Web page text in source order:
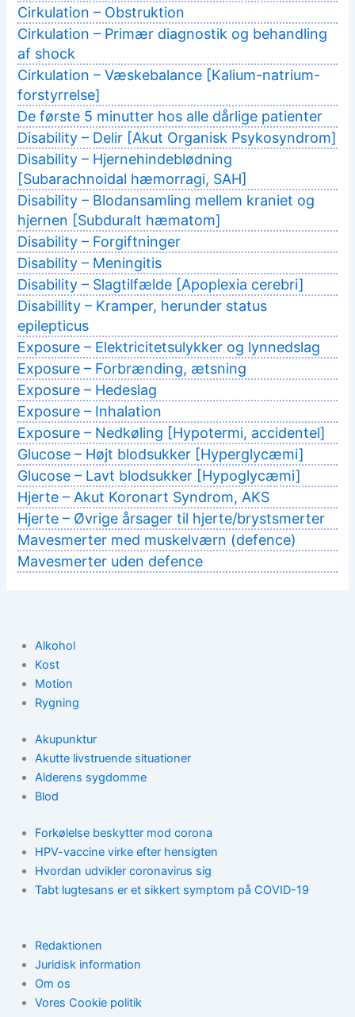
Cirkulation – Obstruktion
Cirkulation – Primær diagnostik og behandling
af shock
Cirkulation – Væskebalance [Kalium-natrium-
forstyrrelse]
De første 5 minutter hos alle dårlige patienter
Disability – Delir [Akut Organisk Psykosyndrom]
Disability – Hjernehindeblødning
[Subarachnoidal hæmorragi, SAH]
Disability – Blodansamling mellem kraniet og
hjernen [Subduralt hæmatom]
Disability – Forgiftninger
Disability – Meningitis
Disability – Slagtilfælde [Apoplexia cerebri]
Disabillity – Kramper, herunder status
epilepticus
Exposure – Elektricitetsulykker og lynnedslag
Exposure – Forbrænding, ætsning
Exposure – Hedeslag
Exposure – Inhalation
Exposure – Nedkøling [Hypotermi, accidentel]
Glucose – Højt blodsukker [Hyperglycæmi]
Glucose – Lavt blodsukker [Hypoglycæmi]
Hjerte – Akut Koronart Syndrom, AKS
Hjerte – Øvrige årsager til hjerte/brystsmerter
Mavesmerter med muskelværn (defence)
Mavesmerter uden defence
Alkohol
Kost
Motion
Rygning
Akupunktur
Akutte livstruende situationer
Alderens sygdomme
Blod
Forkølelse beskytter mod corona
HPV-vaccine virke efter hensigten
Hvordan udvikler coronavirus sig
Tabt lugtesans er et sikkert symptom på COVID-19
Redaktionen
Juridisk information
Om os
Vores Cookie politik